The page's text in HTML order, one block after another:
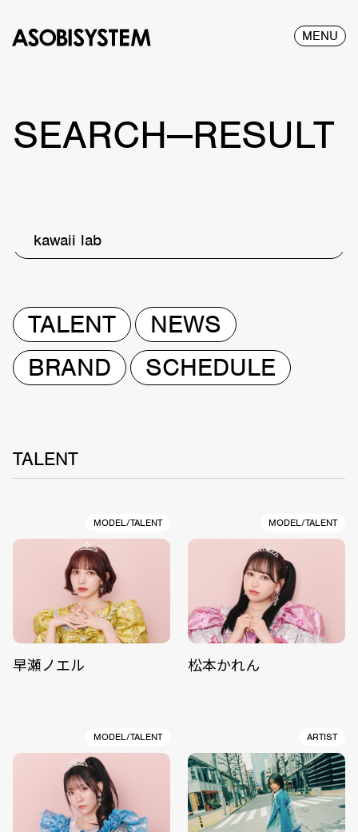
MENU
SEARCH—RESULT
kawaii lab
TALENT
NEWS
BRAND
SCHEDULE
TALENT
MODEL/TALENT
早瀬ノエル
MODEL/TALENT
松本かれん
MODEL/TALENT ARTIST